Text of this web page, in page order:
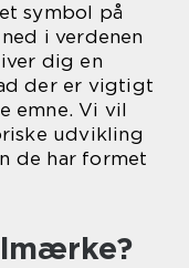
symbol på
i verdenen
dig en
der er vigtigt
emne. Vi vil
udvikling
de har formet